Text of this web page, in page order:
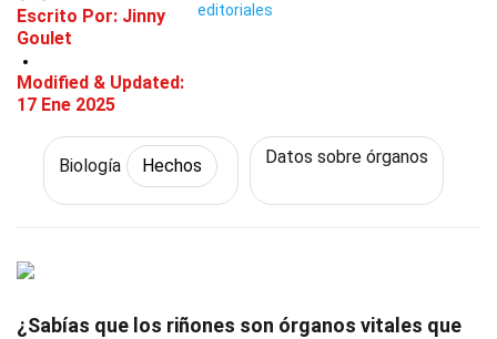
Escrito Por: Jinny
Goulet
Modified & Updated:
17 Ene 2025
editoriales
Biología Hechos Datos sobre órganos
¿Sabías que los riñones son órganos vitales que